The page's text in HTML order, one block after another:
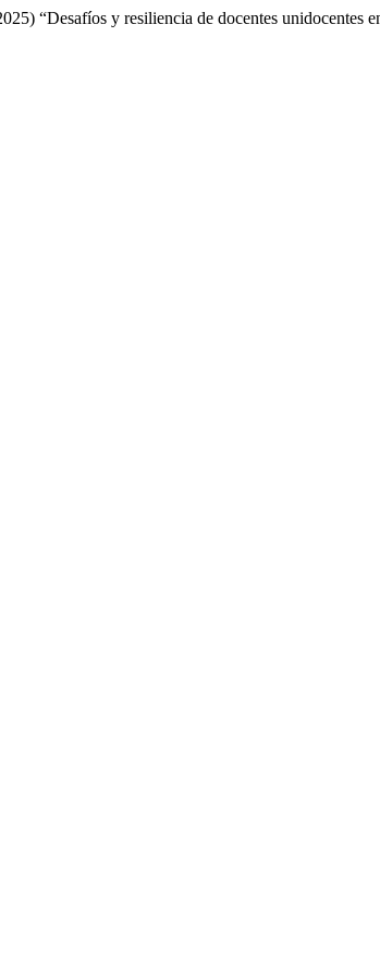
“Desafíos y resiliencia de docentes unidocentes